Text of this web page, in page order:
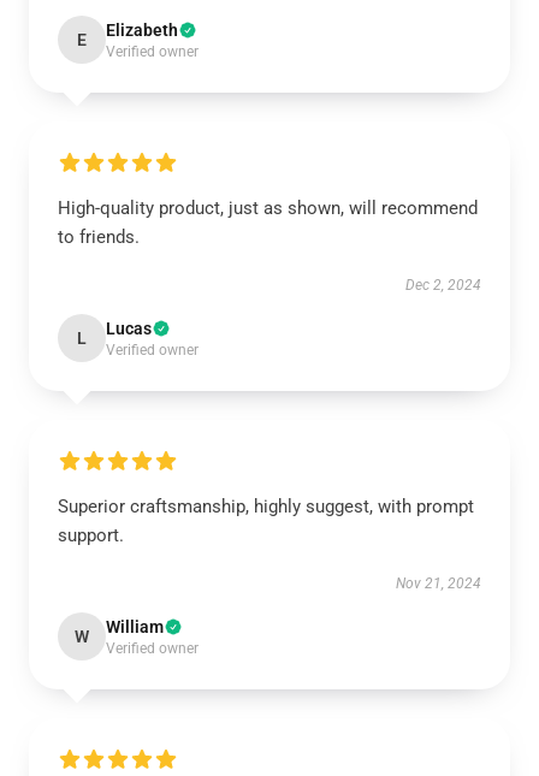
E Elizabeth
Verified owner
High-quality product, just as shown, will recommend
to friends.
Dec 2, 2024
L Lucas
Verified owner
Superior craftsmanship, highly suggest, with prompt
support.
Nov 21, 2024
W William
Verified owner